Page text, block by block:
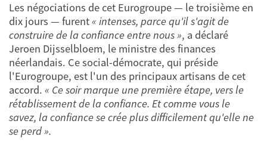
Les négociations de cet Eurogroupe — le troisième en
dix jours — furent« intenses, parce qu'il s'agit de
construire de la confiance entre nous », a déclaré
Jeroen Dijsselbloem, le ministre des finances
néerlandais. Ce social-démocrate, qui préside
l'Eurogroupe, est l'un des principaux artisans de cet
accord. « Ce soir marque une première étape, vers le
rétablissement de la confiance. Et comme vous le
savez, la confiance se crée plus difficilement qu'elle ne
se perd ».